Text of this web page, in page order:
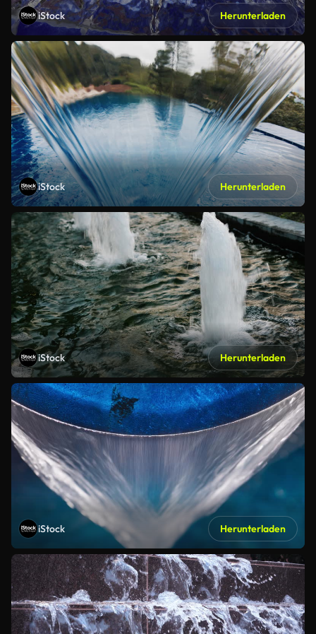
iStock Herunterladen
iStock Herunterladen
iStock Herunterladen
iStock Herunterladen